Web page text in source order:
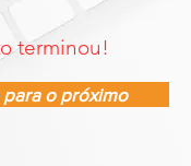
terminou!
para o próximo